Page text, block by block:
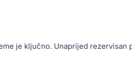
je ključno. Unaprijed